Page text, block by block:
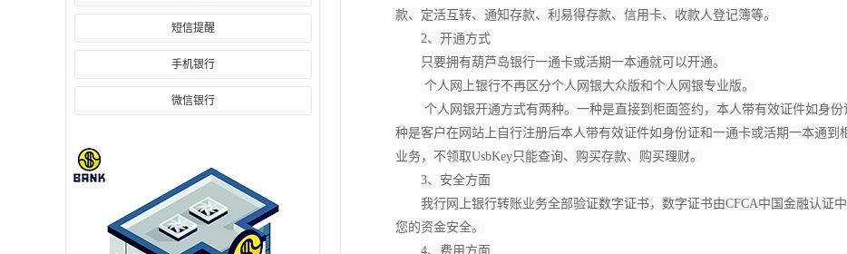
短信提醒
手机银行
微信银行
款、定活互转、通知存款、利易得存款、信用卡、收款人登记簿等。
2、开通方式
只要拥有葫芦岛银行一通卡或活期一本通就可以开通。
个人网上银行不再区分个人网银大众版和个人网银专业版。
个人网银开通方式有两种。一种是直接到柜面签约，本人带有效证件如身
种是客户在网站上自行注册后本人带有效证件如身份证和一通卡或活期一本通到
业务，不领取UsbKey只能查询、购买存款、购买理财。
3、安全方面
我行网上银行转账业务全部验证数字证书，数字证书由CFCA中国金融认证
您的资金安全。
4、费用方面